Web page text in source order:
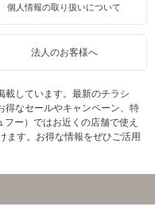
個人情報の取り扱いについて
法人のお客様へ
載しています。最新のチラシ
得なセールやキャンペーン、特
ー）ではお近くの店舗で使え
ます。お得な情報をぜひご活用